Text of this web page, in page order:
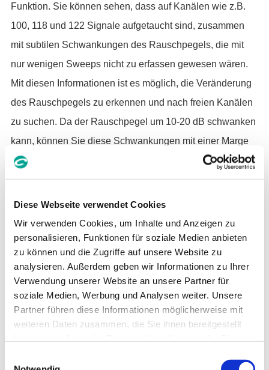
Diese Webseite verwendet Cookies
Wir verwenden Cookies, um Inhalte und Anzeigen zu
personalisieren, Funktionen für soziale Medien anbieten
zu können und die Zugriffe auf unsere Website zu
analysieren. Außerdem geben wir Informationen zu Ihrer
Verwendung unserer Website an unsere Partner für
soziale Medien, Werbung und Analysen weiter. Unsere
Partner führen diese Informationen möglicherweise mit
weiteren Daten zusammen, die Sie ihnen bereitgestellt
Cookies, wenn Sie unsere Webseite weiterhin nutzen.
Funktion. Sie können sehen, dass auf Kanälen wie z.B.
100, 118 und 122 Signale aufgetaucht sind, zusammen
mit subtilen Schwankungen des Rauschpegels, die mit
nur wenigen Sweeps nicht zu erfassen gewesen wären.
Mit diesen Informationen ist es möglich, die Veränderung
des Rauschpegels zu erkennen und nach freien Kanälen
zu suchen. Da der Rauschpegel um 10-20 dB schwanken
kann, können Sie diese Schwankungen mit einer Marge
von 10 dB einkalkulieren.